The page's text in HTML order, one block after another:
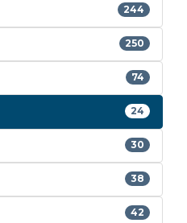
244
250
74
24
30
38
42